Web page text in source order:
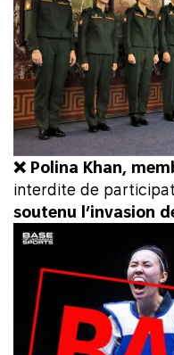
❌ Polina Khan,
interdite de
soutenu l’invasion